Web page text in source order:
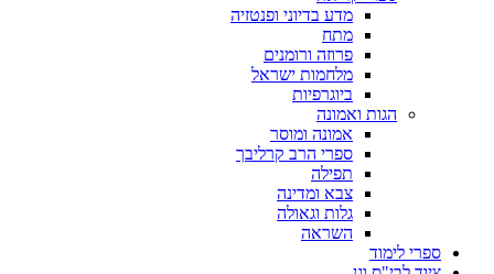
מדע בדיוני ופנטזיה
מתח
פרוזה ורומנים
מלחמות ישראל
ביוגרפיות
הגות ואמונה
אמונה ומוסר
ספרי הרב קרליבך
תפילה
צבא ומדינה
גלות וגאולה
השראה
ספרי לימוד